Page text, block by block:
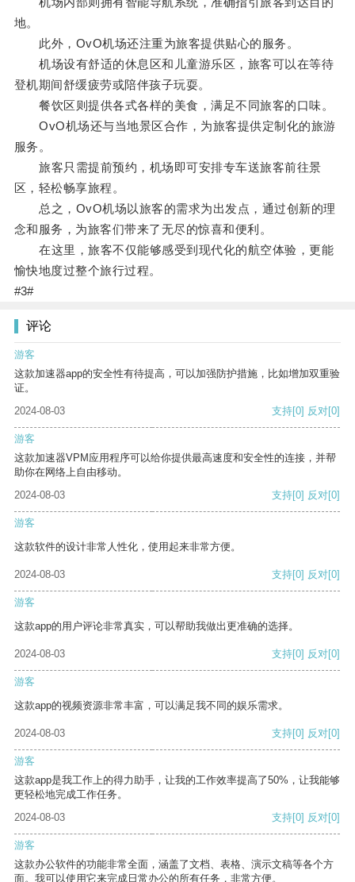
地。
此外，OvO机场还注重为旅客提供贴心的服务。
机场设有舒适的休息区和儿童游乐区，旅客可以在等待
登机期间舒缓疲劳或陪伴孩子玩耍。
餐饮区则提供各式各样的美食，满足不同旅客的口味。
OvO机场还与当地景区合作，为旅客提供定制化的旅游
服务。
旅客只需提前预约，机场即可安排专车送旅客前往景
区，轻松畅享旅程。
总之，OvO机场以旅客的需求为出发点，通过创新的理
念和服务，为旅客们带来了无尽的惊喜和便利。
在这里，旅客不仅能够感受到现代化的航空体验，更能
愉快地度过整个旅行过程。
#3#
评论
游客
这款加速器app的安全性有待提高，可以加强防护措施，比如增加双重验
证。
2024-08-03
支持[0] 反对[0]
游客
这款加速器VPM应用程序可以给你提供最高速度和安全性的连接，并帮
助你在网络上自由移动。
2024-08-03
支持[0] 反对[0]
游客
这款软件的设计非常人性化，使用起来非常方便。
2024-08-03 支持[0] 反对[0]
游客
这款app的用户评论非常真实，可以帮助我做出更准确的选择。
2024-08-03 支持[0] 反对[0]
游客
这款app的视频资源非常丰富，可以满足我不同的娱乐需求。
2024-08-03 支持[0] 反对[0]
游客
这款app是我工作上的得力助手，让我的工作效率提高了50%，让我能够
更轻松地完成工作任务。
2024-08-03
支持[0] 反对[0]
游客
这款办公软件的功能非常全面，涵盖了文档、表格、演示文稿等各个方
面。我可以使用它来完成日常办公的所有任务，非常方便。